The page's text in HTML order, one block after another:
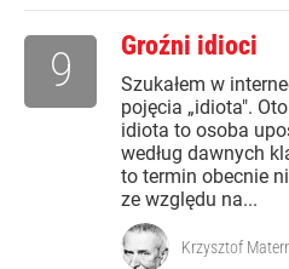
Groźni idioci
Szukałem w
pojęcia „idiota".
idiota to osoba
według dawnych
to termin obecnie
ze względu na...
9
Krzysztof